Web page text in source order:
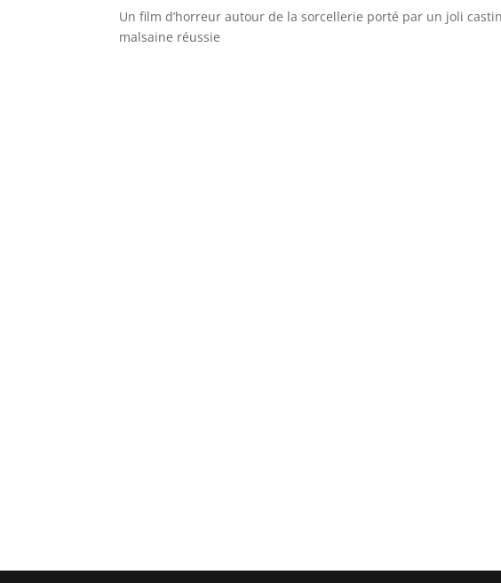
Un film d’horreur autour de la sorcellerie porté par un joli
malsaine réussie